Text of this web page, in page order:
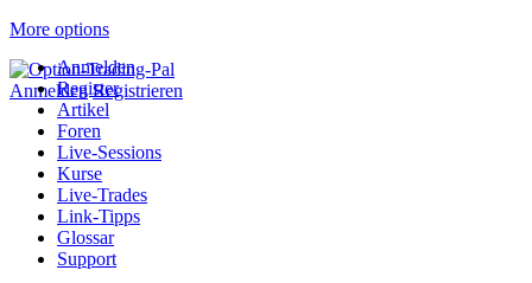
More options
Anmelden Registrieren
Anmelden
Register
Artikel
Foren
Live-Sessions
Kurse
Live-Trades
Link-Tipps
Glossar
Support